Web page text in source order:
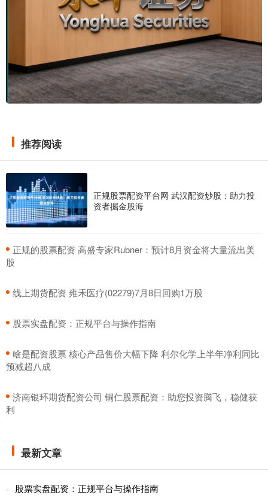
推荐阅读
正规股票配资平台网 武汉配资炒股：助力投
资者掘金股海
​正规的股票配资 高盛专家Rubner：预计8月资金将大量流出美
股
​线上期货配资 雍禾医疗(02279)7月8日回购1万股
​股票实盘配资：正规平台与操作指南
​啥是配资股票 核心产品售价大幅下降 利尔化学上半年净利同比
预减超八成
​济南银环期货配资公司 铜仁股票配资：助您投资腾飞，稳健获
利
最新文章
股票实盘配资：正规平台与操作指南